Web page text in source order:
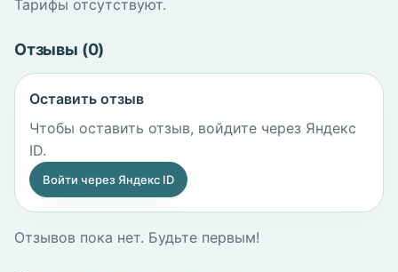
Тарифы отсутствуют.
Отзывы (0)
Оставить отзыв
Чтобы оставить отзыв, войдите через Яндекс
ID.
Войти через Яндекс ID
Отзывов пока нет. Будьте первым!